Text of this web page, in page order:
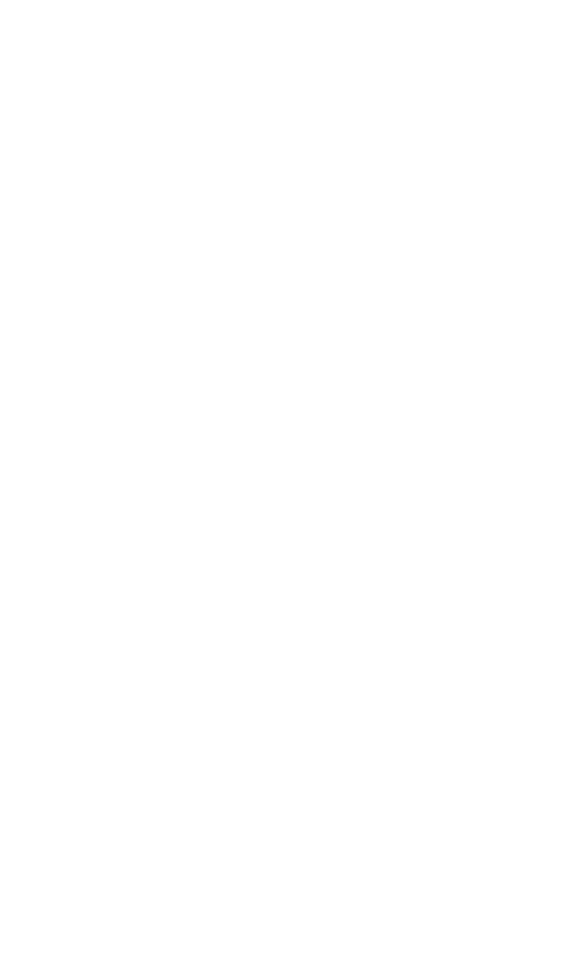
Bewerber - PH Schwäbisch Gmünd
- PH Schwäbisch Gmünd
- Uni Heidelberg
Datenbanken & weitere Dienste der UB-Freiburg
Abitur - PH Schwäbisch Gmünd